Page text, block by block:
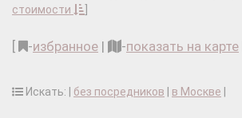
стоимости
-избранное | -показать на карте
Искать: | без посредников в Москве